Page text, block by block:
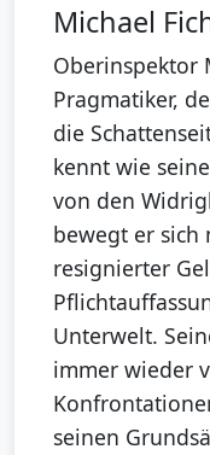
Michael
Oberinspektor
Pragmatiker,
die
kennt wie
von den
bewegt er sich
resignierter
Unterwelt.
immer wieder
seinen